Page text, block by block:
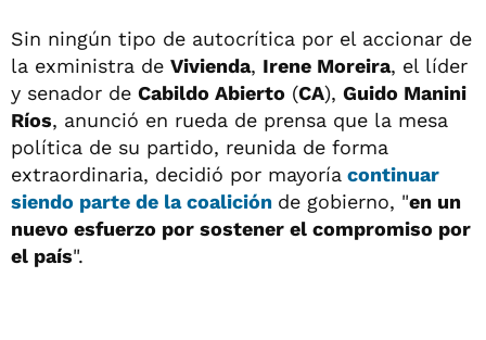
Sin ningún tipo de autocrítica por el accionar de
la exministra de Vivienda, Irene Moreira, el líder
y senador de Cabildo Abierto (CA), Guido Manini
Ríos, anunció en rueda de prensa que la mesa
política de su partido, reunida de forma
extraordinaria, decidió por mayoría continuar
siendo parte de la coalición de gobierno, "en un
nuevo esfuerzo por sostener el compromiso por
el país".